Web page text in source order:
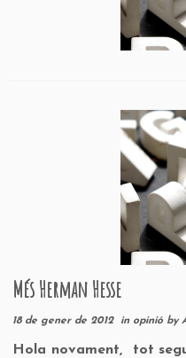
Més Herman Hesse
18 de gener de 2012in opinió by
Hola novament, tot